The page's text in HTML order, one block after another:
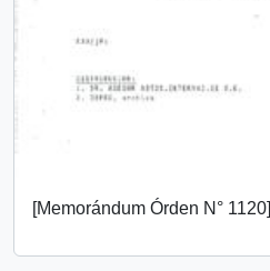
[Memorándum Órden N° 1120]